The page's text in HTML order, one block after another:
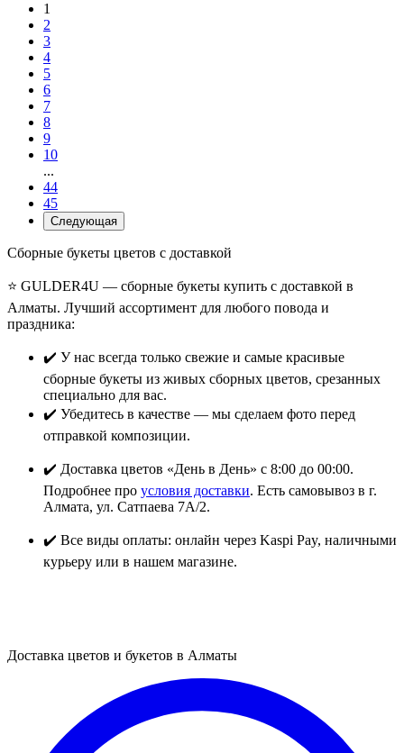
1
2
3
4
5
6
7
8
9
10
...
44
45
Следующая
Сборные букеты цветов с доставкой
⭐ GULDER4U — сборные букеты купить с доставкой в
Алматы. Лучший ассортимент для любого повода и
праздника:
✔️ У нас всегда только свежие и самые красивые
сборные букеты из живых сборных цветов, срезанных
специально для вас.
✔️ Убедитесь в качестве — мы сделаем фото перед
отправкой композиции.
✔️ Доставка цветов «День в День» с 8:00 до 00:00.
Подробнее про условия доставки. Есть самовывоз в г.
Алмата, ул. Сатпаева 7А/2.
✔️ Все виды оплаты: онлайн через Kaspi Pay, наличными
курьеру или в нашем магазине.
Доставка цветов и букетов в Алматы